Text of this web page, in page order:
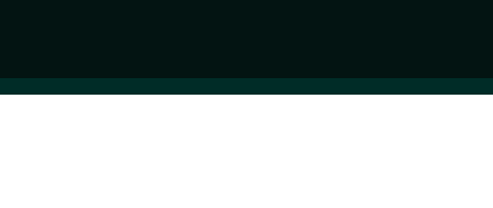
© 2024 PROSERTEC INGENIERIA Todos los